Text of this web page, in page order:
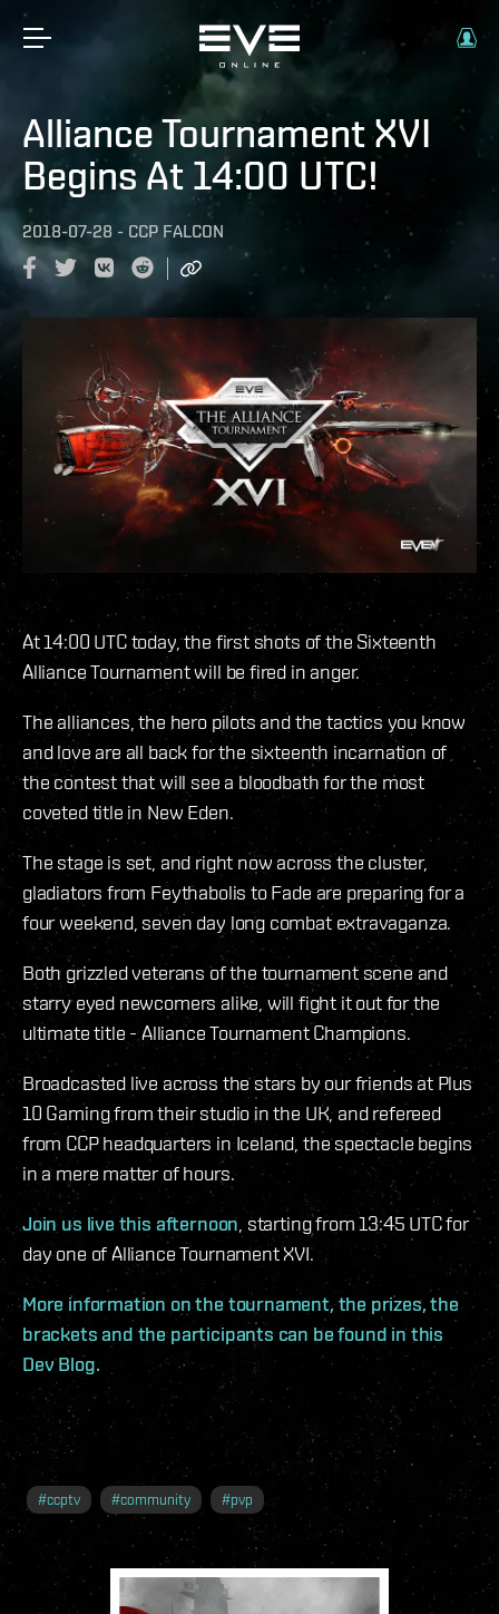
Alliance Tournament XVI
Begins At 14:00 UTC!
2018-07-28 - CCP FALCON
At 14:00 UTC today, the first shots of the Sixteenth
Alliance Tournament will be fired in anger.
The alliances, the hero pilots and the tactics you know
and love are all back for the sixteenth incarnation of
the contest that will see a bloodbath for the most
coveted title in New Eden.
The stage is set, and right now across the cluster,
gladiators from Feythabolis to Fade are preparing for a
four weekend, seven day long combat extravaganza.
Both grizzled veterans of the tournament scene and
starry eyed newcomers alike, will fight it out for the
ultimate title - Alliance Tournament Champions.
Broadcasted live across the stars by our friends at Plus
10 Gaming from their studio in the UK, and refereed
from CCP headquarters in Iceland, the spectacle begins
in a mere matter of hours.
Join us live this afternoon , starting from 13:45 UTC for
day one of Alliance Tournament XVI.
More information on the tournament, the prizes, the
brackets and the participants can be found in this
Dev Blog.
#ccptv #community #pvp